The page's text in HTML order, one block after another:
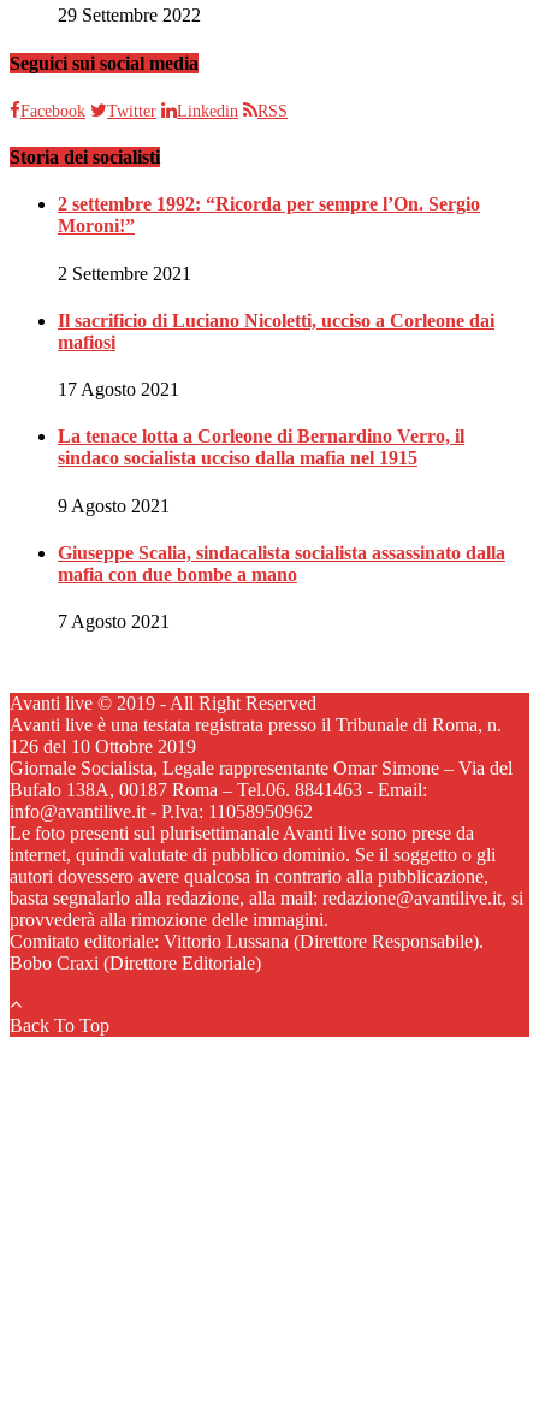
29 Settembre 2022
Seguici sui social media
Facebook Twitter Linkedin RSS
Storia dei socialisti
2 settembre 1992: “Ricorda per sempre l’On. Sergio
Moroni!”
2 Settembre 2021
Il sacrificio di Luciano Nicoletti, ucciso a Corleone dai
mafiosi
17 Agosto 2021
La tenace lotta a Corleone di Bernardino Verro, il
sindaco socialista ucciso dalla mafia nel 1915
9 Agosto 2021
Giuseppe Scalia, sindacalista socialista assassinato dalla
mafia con due bombe a mano
7 Agosto 2021
Avanti live © 2019 - All Right Reserved
Avanti live è una testata registrata presso il Tribunale di Roma, n.
126 del 10 Ottobre 2019
Giornale Socialista, Legale rappresentante Omar Simone – Via del
Bufalo 138A, 00187 Roma – Tel.06. 8841463 - Email:
info@avantilive.it - P.Iva: 11058950962
Le foto presenti sul plurisettimanale Avanti live sono prese da
internet, quindi valutate di pubblico dominio. Se il soggetto o gli
autori dovessero avere qualcosa in contrario alla pubblicazione,
basta segnalarlo alla redazione, alla mail: redazione@avantilive.it, si
provvederà alla rimozione delle immagini.
Comitato editoriale: Vittorio Lussana (Direttore Responsabile).
Bobo Craxi (Direttore Editoriale)
Back To Top